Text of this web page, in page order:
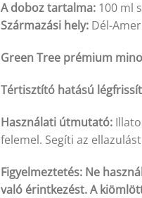
A doboz tartalma: 100 ml
Származási hely: Dél-
Green Tree prémium
Tértisztító hatású l
Használati útmutató:
felemel. Segíti az
Figyelmeztetés: Ne
való érintkezést. A